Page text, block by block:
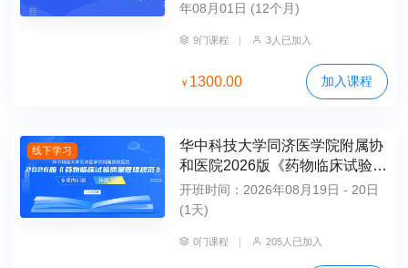
年08月01日 (12个月)
9门课程 3人已加入
￥ 1300.00 加入课程
线下学习
华中科技大学同济医学院附属协
和医院2026版《药物临床试验质
量管理规范》专项内训班（纯线
下班）
开班时间：2026年08月19日 - 20日
(1天)
0门课程 205人已加入